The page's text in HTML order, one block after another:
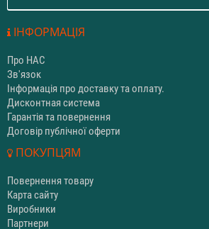
ІНФОРМАЦІЯ
Про НАС
Зв'язок
Інформація про доставку та оплату.
Дисконтная система
Гарантія та повернення
Договір публічної оферти
ПОКУПЦЯМ
Повернення товару
Карта сайту
Виробники
Партнери